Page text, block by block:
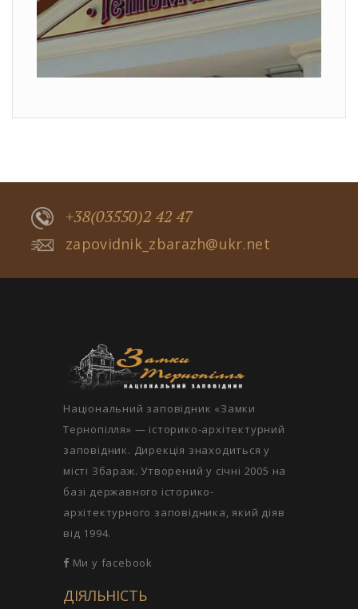
+38(03550)2 42 47
zapovidnik_zbarazh@ukr.net
Національний заповідник «Замки
Тернопілля» — історико-архітектурний
заповідник. Дирекція знаходиться у
місті Збараж. Утворений у січні 2005 на
базі державного історико-
архітектурного заповідника, який діяв
від 1994.
Ми у facebook
ДІЯЛЬНІСТЬ